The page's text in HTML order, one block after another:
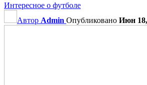
Интересное о футболе
Автор Admin Опубликовано Июн